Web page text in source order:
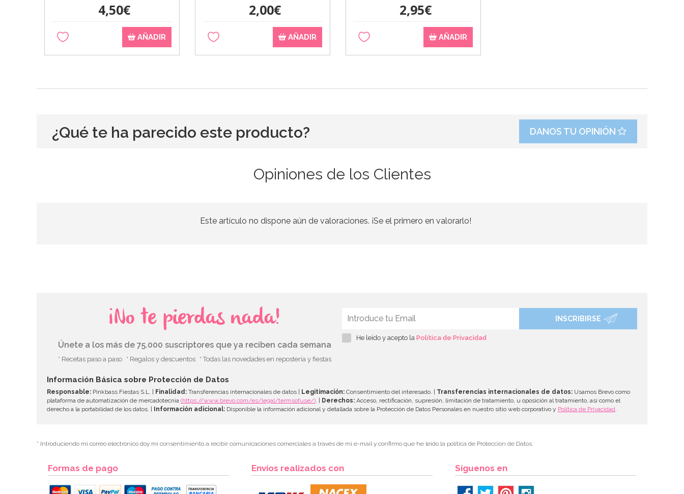
4,50€
AÑADIR
2,00€
AÑADIR
2,95€
AÑADIR
¿Qué te ha parecido este producto? DANOS TU OPINIÓN
Opiniones de los Clientes
Este artículo no dispone aún de valoraciones. ¡Se el primero en valorarlo!
¡No te pierdas nada!
Únete a los más de 75.000 suscriptores que ya reciben cada semana
* Recetas paso a paso * Regalos y descuentos * Todas las novedades en repostería y fiestas
INSCRIBIRSE
He leído y acepto la Política de Privacidad
Información Básica sobre Protección de Datos
Responsable: Pinkbass Fiestas S.L. | Finalidad: Transferencias internacionales de datos | Legitimación: Consentimiento del interesado. | Transferencias internacionales de datos: Usamos Brevo como
plataforma de automatización de mercadotecnia (https://www.brevo.com/es/legal/termsofuse/) . | Derechos: Acceso, rectificación, supresión, limitación de tratamiento, u oposición al tratamiento, así como el
derecho a la portabilidad de los datos. | Información adicional: Disponible la información adicional y detallada sobre la Protección de Datos Personales en nuestro sitio web corporativo y Política de Privacidad
* Introduciendo mi correo electrónico doy mi consentimiento a recibir comunicaciones comerciales a través de mi e-mail y confirmo que he leído la política de Protección de Datos.
Formas de pago Envíos realizados con Síguenos en